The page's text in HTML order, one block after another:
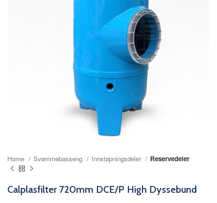
Home Svømmebasseng Innstøpningsdeler Reservedeler
Calplasfilter 720mm DCE/P High Dyssebund